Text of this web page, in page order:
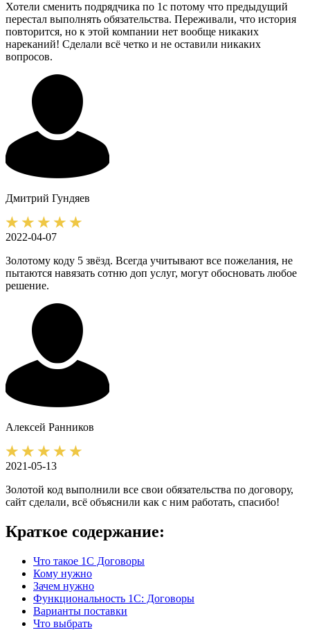
Хотели сменить подрядчика по 1с потому что предыдущий
перестал выполнять обязательства. Переживали, что история
повторится, но к этой компании нет вообще никаких
нареканий! Сделали всё четко и не оставили никаких
вопросов.
Дмитрий Гундяев
2022-04-07
Золотому коду 5 звёзд. Всегда учитывают все пожелания, не
пытаются навязать сотню доп услуг, могут обосновать любое
решение.
Алексей Ранников
2021-05-13
Золотой код выполнили все свои обязательства по договору,
сайт сделали, всё объяснили как с ним работать, спасибо!
Краткое содержание:
Что такое 1С Договоры
Кому нужно
Зачем нужно
Функциональность 1C: Договоры
Варианты поставки
Что выбрать